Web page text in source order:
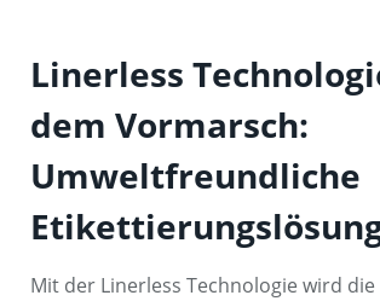
Linerless
dem Vormarsch:
Umweltfreundliche
Mit der Linerless Technologie wird